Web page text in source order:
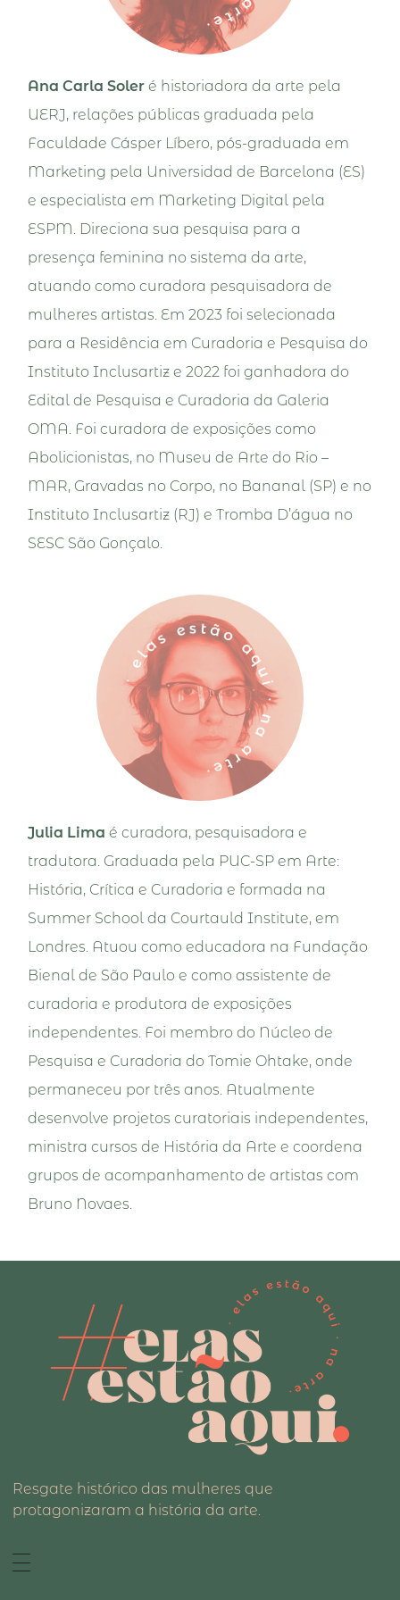
Ana Carla Soler é historiadora da arte pela
UERJ, relações públicas graduada pela
Faculdade Cásper Líbero, pós-graduada em
Marketing pela Universidad de Barcelona (ES)
e especialista em Marketing Digital pela
ESPM. Direciona sua pesquisa para a
presença feminina no sistema da arte,
atuando como curadora pesquisadora de
mulheres artistas. Em 2023 foi selecionada
para a Residência em Curadoria e Pesquisa do
Instituto Inclusartiz e 2022 foi ganhadora do
Edital de Pesquisa e Curadoria da Galeria
OMA. Foi curadora de exposições como
Abolicionistas, no Museu de Arte do Rio –
MAR, Gravadas no Corpo, no Bananal (SP) e no
Instituto Inclusartiz (RJ) e Tromba D’água no
SESC São Gonçalo.
Julia Lima é curadora, pesquisadora e
tradutora. Graduada pela PUC-SP em Arte:
História, Crítica e Curadoria e formada na
Summer School da Courtauld Institute, em
Londres. Atuou como educadora na Fundação
Bienal de São Paulo e como assistente de
curadoria e produtora de exposições
independentes. Foi membro do Núcleo de
Pesquisa e Curadoria do Tomie Ohtake, onde
permaneceu por três anos. Atualmente
desenvolve projetos curatoriais independentes,
ministra cursos de História da Arte e coordena
grupos de acompanhamento de artistas com
Bruno Novaes.
Resgate histórico das mulheres que
protagonizaram a história da arte.